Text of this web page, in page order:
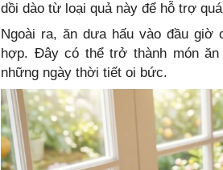
dồi dào từ loại quả này để hỗ trợ
Ngoài ra, ăn dưa hấu vào đầu giờ
hợp. Đây có thể trở thành món
những ngày thời tiết oi bức.